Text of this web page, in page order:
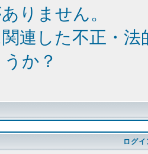
りません。
連した不正・
か？
ログ